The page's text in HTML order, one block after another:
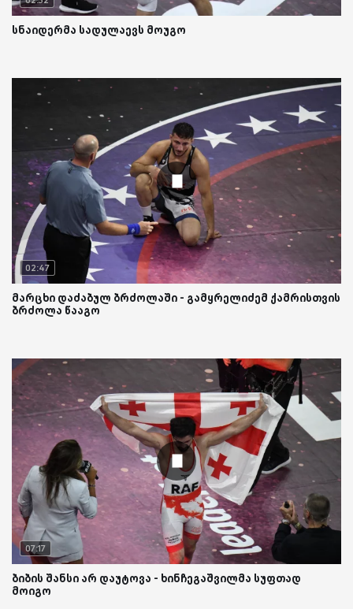
სნაიდერმა სადულაევს მოუგო
02:47
მარცხი დაძაბულ ბრძოლაში - გამყრელიძემ ქამრისთვის
ბრძოლა წააგო
07:17
ბიბის შანსი არ დაუტოვა - ხინჩეგაშვილმა სუფთად
მოიგო